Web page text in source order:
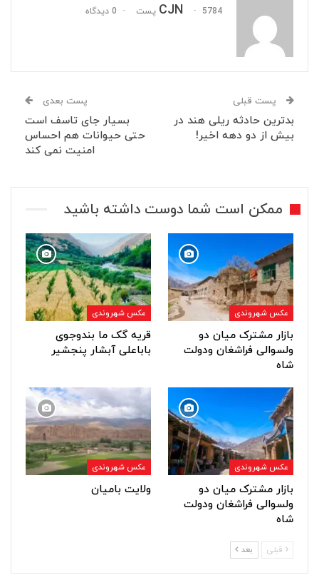
CJN 5784 پست 0 دیدگاه
پست قبلی
‏بدترین حادثه ریلی ⁧‫هند‬⁩ در
بیش از دو دهه اخیر!
پست بعدی
بسیار جای تاسف است
حتی حیوانات هم احساس
امنیت نمی کند
ممکن است شما دوست داشته باشید
عکس شهروندی
بازار مشترک میان دو
ولسوالی فراشغان ودولت
شاه
عکس شهروندی
قریه گک ما بندوجوی
باباعلی آبشار پنجشیر
عکس شهروندی
بازار مشترک میان دو
ولسوالی فراشغان ودولت
شاه
عکس شهروندی
ولایت بامیان
قبلی بعد